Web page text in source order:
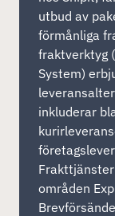
utbud av
förmånliga
fraktverktyg
System)
inkluderar
områden